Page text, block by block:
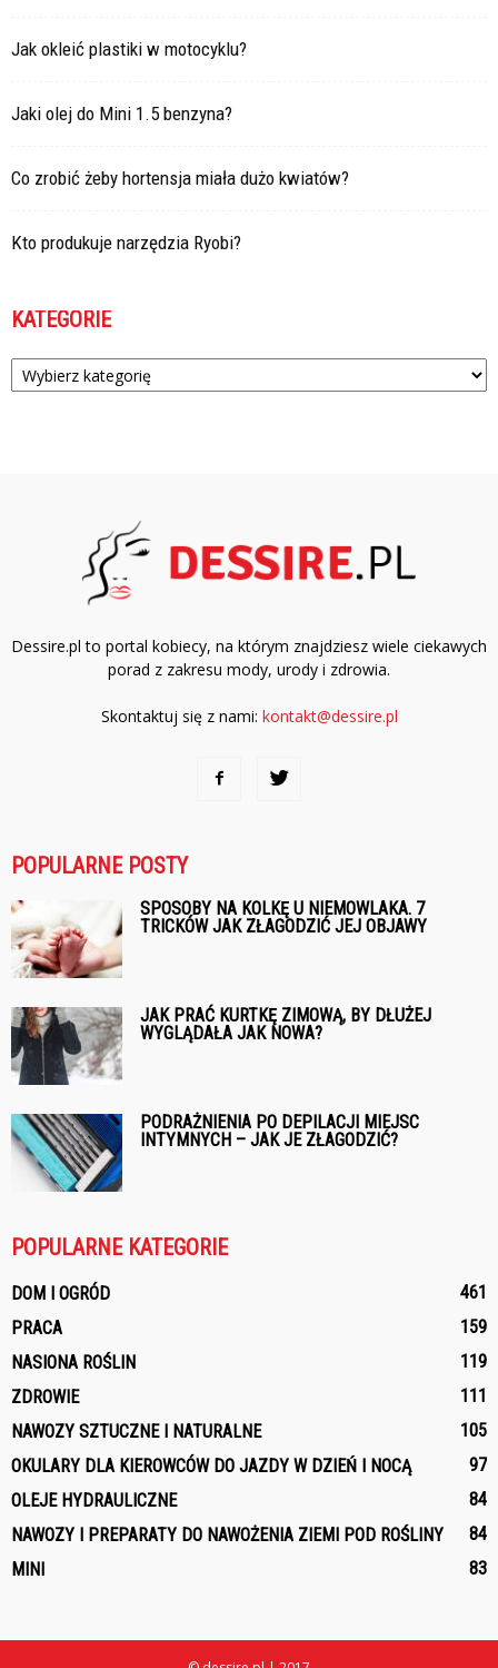
Jak okleić plastiki w motocyklu?
Jaki olej do Mini 1.5 benzyna?
Co zrobić żeby hortensja miała dużo kwiatów?
Kto produkuje narzędzia Ryobi?
KATEGORIE
Kategorie
Dessire.pl to portal kobiecy, na którym znajdziesz wiele ciekawych
porad z zakresu mody, urody i zdrowia.
Skontaktuj się z nami: kontakt@dessire.pl
POPULARNE POSTY
SPOSOBY NA KOLKĘ U NIEMOWLAKA. 7
TRICKÓW JAK ZŁAGODZIĆ JEJ OBJAWY
JAK PRAĆ KURTKĘ ZIMOWĄ, BY DŁUŻEJ
WYGLĄDAŁA JAK NOWA?
PODRAŻNIENIA PO DEPILACJI MIEJSC
INTYMNYCH – JAK JE ZŁAGODZIĆ?
POPULARNE KATEGORIE
DOM I OGRÓD
461
PRACA
159
NASIONA ROŚLIN
119
ZDROWIE
111
NAWOZY SZTUCZNE I NATURALNE
105
OKULARY DLA KIEROWCÓW DO JAZDY W DZIEŃ I NOCĄ
97
OLEJE HYDRAULICZNE
84
NAWOZY I PREPARATY DO NAWOŻENIA ZIEMI POD ROŚLINY
84
MINI
83